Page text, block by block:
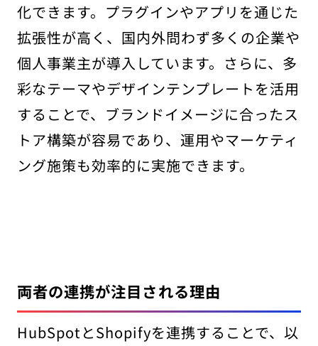
化できます。プラグインやアプリを通じた
拡張性が高く、国内外問わず多くの企業や
個人事業主が導入しています。さらに、多
彩なテーマやデザインテンプレートを活用
することで、ブランドイメージに合ったス
トア構築が容易であり、運用やマーケティ
ング施策も効率的に実施できます。
両者の連携が注目される理由
HubSpotとShopifyを連携することで、以